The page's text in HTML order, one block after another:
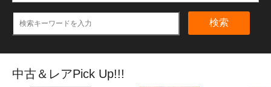
検索
中古＆レアPick Up!!!